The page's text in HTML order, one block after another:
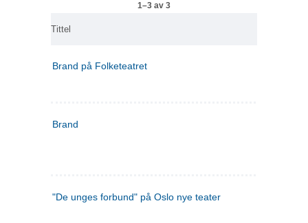
1–3 av 3
Tittel
Brand på Folketeatret
Brand
"De unges forbund" på Oslo nye teater